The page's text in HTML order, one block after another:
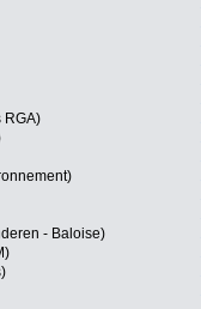
RGA)
- Baloise)